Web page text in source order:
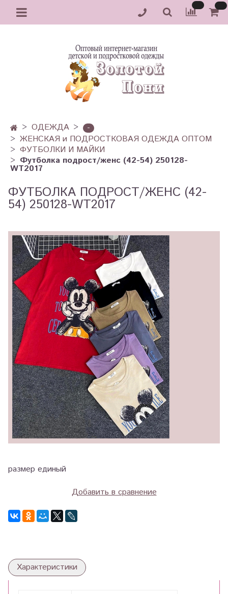
ОДЕЖДА
-
ЖЕНСКАЯ и ПОДРОСТКОВАЯ ОДЕЖДА ОПТОМ
ФУТБОЛКИ И МАЙКИ
Футболка подрост/женс (42-54) 250128-
WT2017
ФУТБОЛКА ПОДРОСТ/ЖЕНС (42-
54) 250128-WT2017
размер единый
Добавить в сравнение
Характеристики